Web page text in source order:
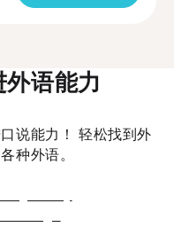
语能力
说能力！ 轻松找到外
种外语。